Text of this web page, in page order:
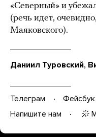
«Северный» и
(речь идет,
Маяковского).
Даниил Туровский,
Телеграм Фейсбук
Напишите нам